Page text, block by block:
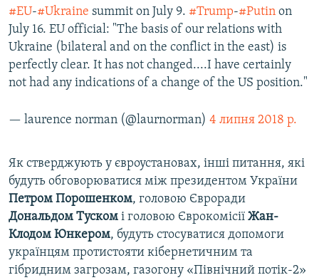
#EU-#Ukraine summit on July 9. #Trump-#Putin on
July 16. EU official: "The basis of our relations with
Ukraine (bilateral and on the conflict in the east) is
perfectly clear. It has not changed....I have certainly
not had any indications of a change of the US position."
— laurence norman (@laurnorman) 4 липня 2018 р.
Як стверджують у євроустановах, інші питання, які
будуть обговорюватися між президентом України
Петром Порошенком, головою Євроради
Дональдом Туском і головою Єврокомісії Жан-
Клодом Юнкером, будуть стосуватися допомоги
українцям протистояти кібернетичним та
гібридним загрозам, газогону «Північний потік-2»